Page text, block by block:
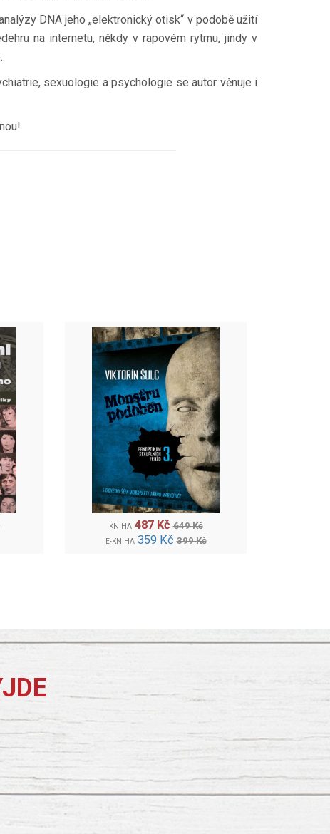
DNA jeho „elektronický otisk“ v podobě užití
na internetu, někdy v rapovém rytmu, jindy v
sexuologie a psychologie se autor věnuje i
KNIHA 487 Kč 649 Kč
E-KNIHA 359 Kč 399 Kč